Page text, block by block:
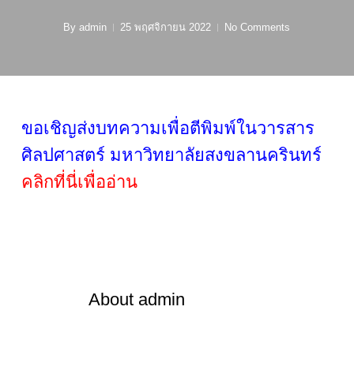
By admin 25 พฤศจิกายน 2022 No Comments
ขอเชิญส่งบทความเพื่อตีพิมพ์ในวารสาร
ศิลปศาสตร์ มหาวิทยาลัยสงขลานครินทร์
คลิกที่นี่เพื่ออ่าน
Aboutadmin